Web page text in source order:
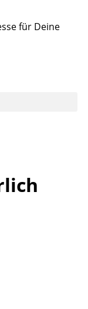
für Deine